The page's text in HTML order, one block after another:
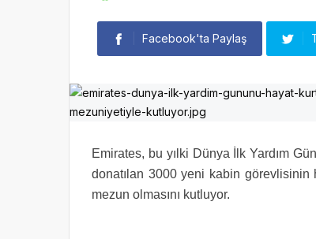
Facebook'ta Paylaş
Emirates, bu yılki Dünya İlk Yardım
donatılan 3000 yeni kabin görevlisinin
mezun olmasını kutluyor.